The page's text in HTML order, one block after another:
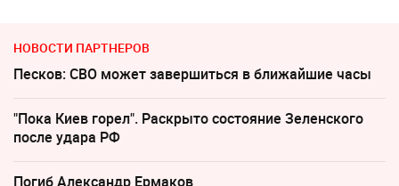
НОВОСТИ ПАРТНЕРОВ
Песков: СВО может завершиться в ближайшие часы
"Пока Киев горел". Раскрыто состояние Зеленского
после удара РФ
Погиб Александр Ермаков